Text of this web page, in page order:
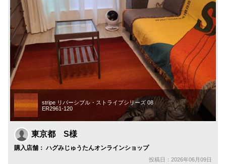
stripe リバーシブル・ストライプシリーズ 08
ER2961-120
東京都 S様
購入店舗： ハグみじゅうたんオンラインショップ
投稿日：2026年06月09日